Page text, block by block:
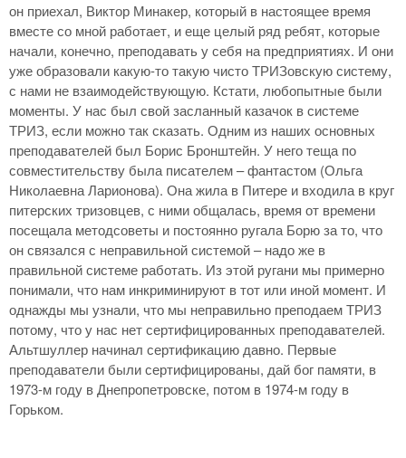
он приехал, Виктор Минакер, который в настоящее время
вместе со мной работает, и еще целый ряд ребят, которые
начали, конечно, преподавать у себя на предприятиях. И они
уже образовали какую-то такую чисто ТРИЗовскую систему,
с нами не взаимодействующую. Кстати, любопытные были
моменты. У нас был свой засланный казачок в системе
ТРИЗ, если можно так сказать. Одним из наших основных
преподавателей был Борис Бронштейн. У него теща по
совместительству была писателем – фантастом (Ольга
Николаевна Ларионова). Она жила в Питере и входила в круг
питерских тризовцев, с ними общалась, время от времени
посещала методсоветы и постоянно ругала Борю за то, что
он связался с неправильной системой – надо же в
правильной системе работать. Из этой ругани мы примерно
понимали, что нам инкриминируют в тот или иной момент. И
однажды мы узнали, что мы неправильно преподаем ТРИЗ
потому, что у нас нет сертифицированных преподавателей.
Альтшуллер начинал сертификацию давно. Первые
преподаватели были сертифицированы, дай бог памяти, в
1973-м году в Днепропетровске, потом в 1974-м году в
Горьком.